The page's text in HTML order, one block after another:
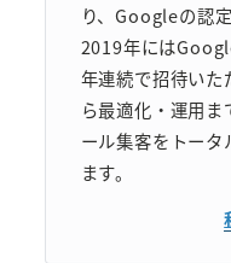
り、Googleの認
2019年には
年連続で招待い
ら最適化・運用
ール集客をトー
ます。